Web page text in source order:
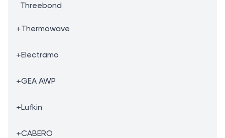
Threebond
+Thermowave
+Electramo
+GEA AWP
+Lufkin
+CABERO